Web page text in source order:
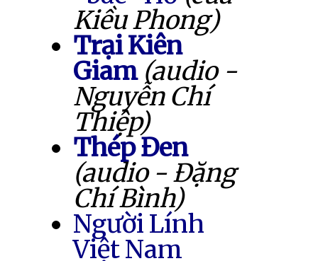
Kiều Phong)
Trại Kiên
Giam (audio -
Nguyễn Chí
Thiệp)
Thép Đen
(audio - Đặng
Chí Bình)
Người Lính
Việt Nam